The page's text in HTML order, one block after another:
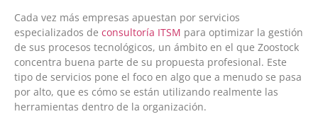
Cada vez más empresas apuestan por servicios
especializados de consultoría ITSM para optimizar la gestión
de sus procesos tecnológicos, un ámbito en el que Zoostock
concentra buena parte de su propuesta profesional. Este
tipo de servicios pone el foco en algo que a menudo se pasa
por alto, que es cómo se están utilizando realmente las
herramientas dentro de la organización.